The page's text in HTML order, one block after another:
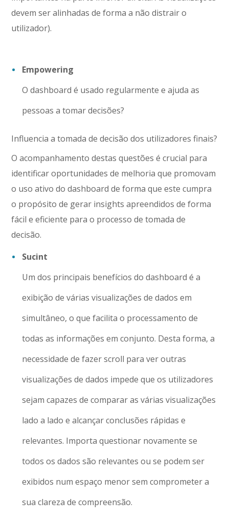
devem ser alinhadas de forma a não distrair o
utilizador).
Empowering
O dashboard é usado regularmente e ajuda as
pessoas a tomar decisões?
Influencia a tomada de decisão dos utilizadores finais?
O acompanhamento destas questões é crucial para
identificar oportunidades de melhoria que promovam
o uso ativo do dashboard de forma que este cumpra
o propósito de gerar insights apreendidos de forma
fácil e eficiente para o processo de tomada de
decisão.
Sucint
Um dos principais benefícios do dashboard é a
exibição de várias visualizações de dados em
simultâneo, o que facilita o processamento de
todas as informações em conjunto. Desta forma, a
necessidade de fazer scroll para ver outras
visualizações de dados impede que os utilizadores
sejam capazes de comparar as várias visualizações
lado a lado e alcançar conclusões rápidas e
relevantes. Importa questionar novamente se
todos os dados são relevantes ou se podem ser
exibidos num espaço menor sem comprometer a
sua clareza de compreensão.